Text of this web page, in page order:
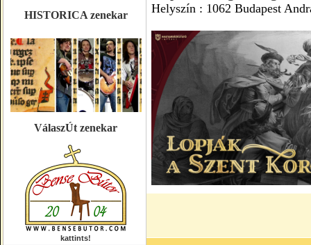
HISTORICA zenekar
VálaszÚt zenekar
kattints!
Helyszín : 1062 Budapest